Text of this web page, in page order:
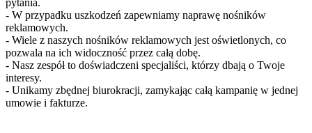
pytania.
- W przypadku uszkodzeń zapewniamy naprawę nośników
reklamowych.
- Wiele z naszych nośników reklamowych jest oświetlonych, co
pozwala na ich widoczność przez całą dobę.
- Nasz zespół to doświadczeni specjaliści, którzy dbają o Twoje
interesy.
- Unikamy zbędnej biurokracji, zamykając całą kampanię w jednej
umowie i fakturze.